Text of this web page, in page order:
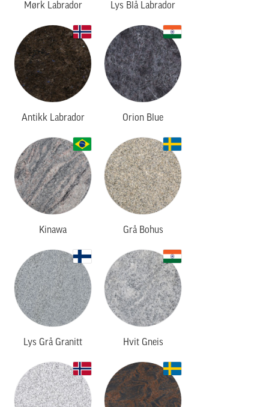
Mørk Labrador Lys Blå Labrador
Antikk Labrador Orion Blue
Kinawa Grå Bohus
Lys Grå Granitt Hvit Gneis